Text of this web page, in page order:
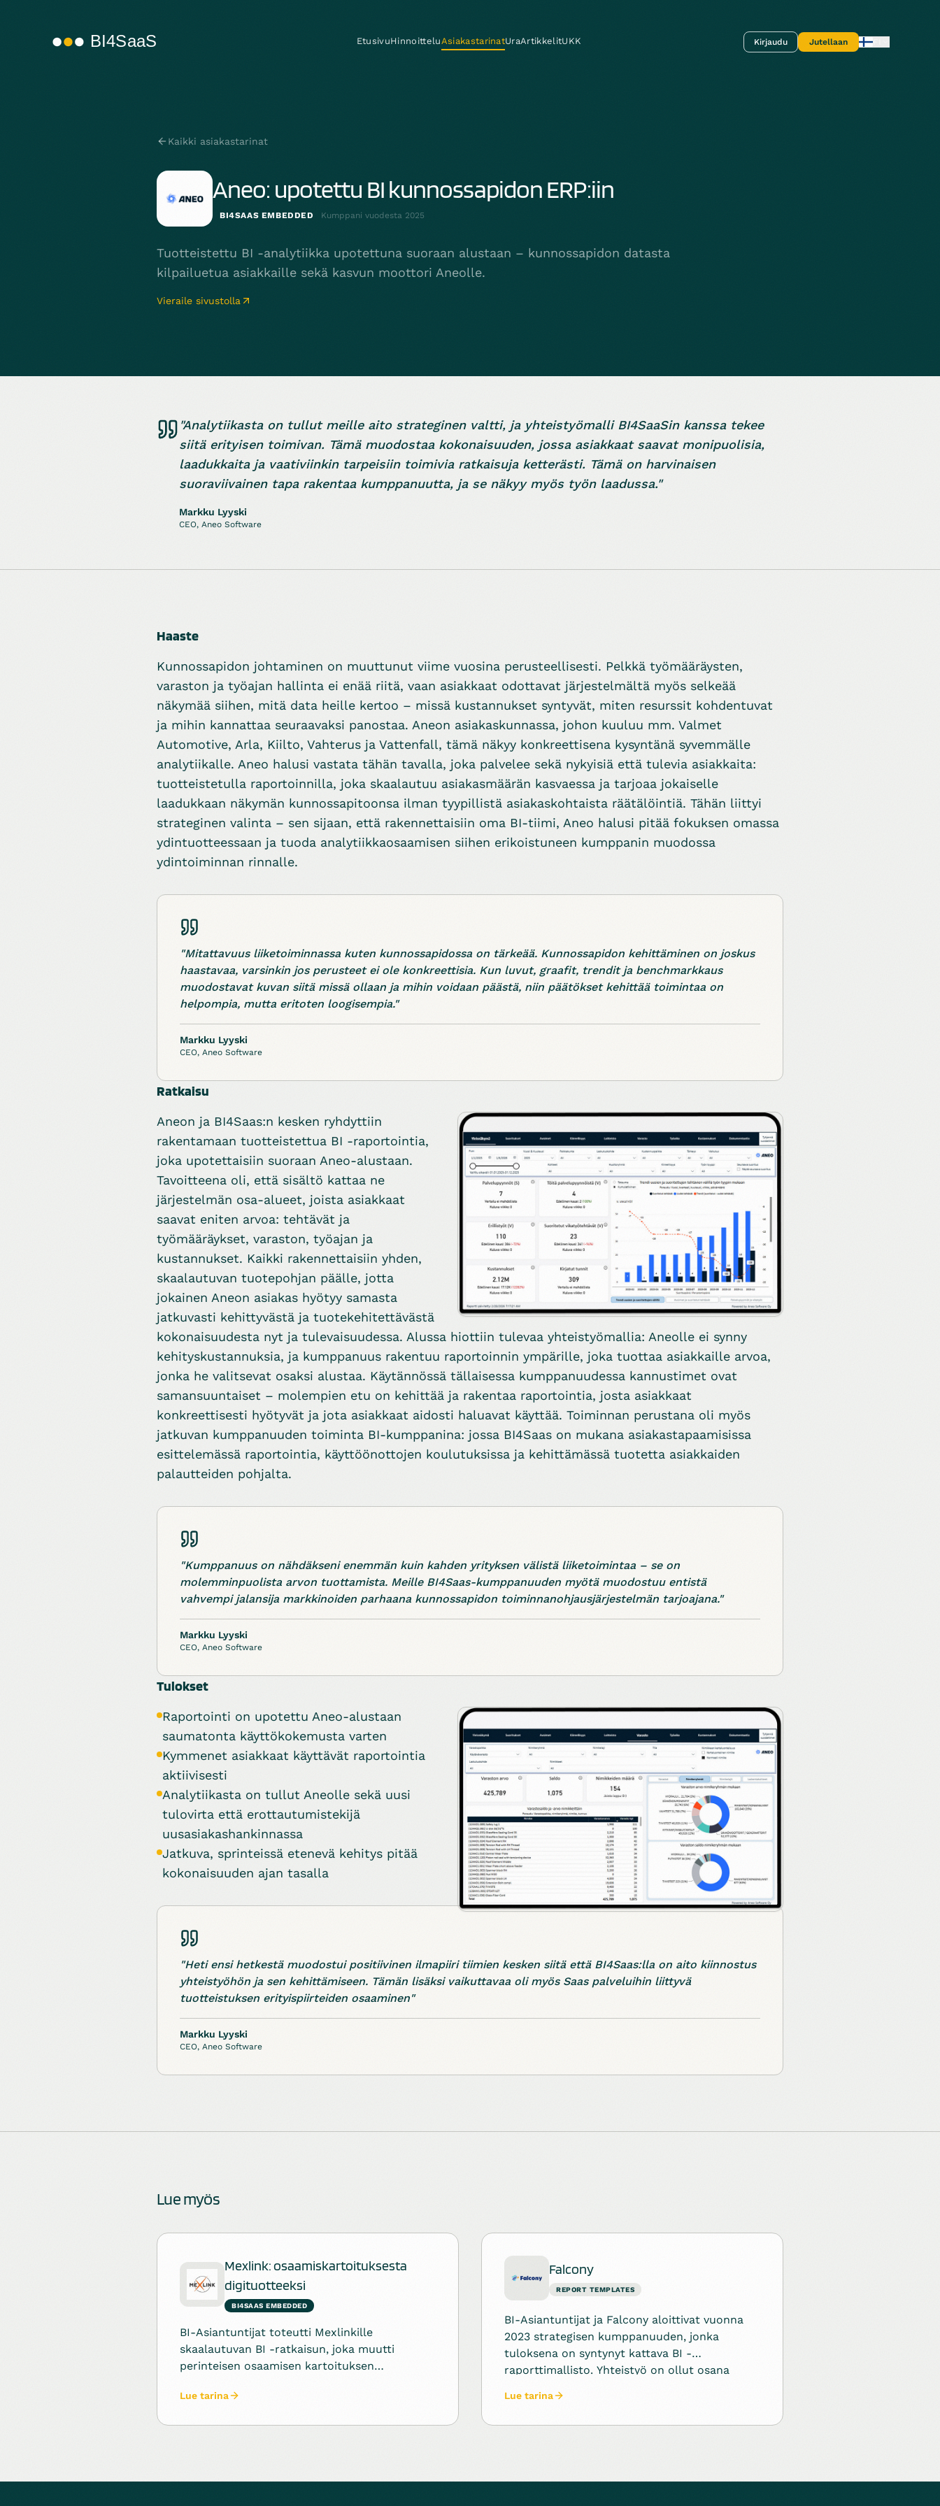
EtusivuHinnoittelu AsiakastarinatUraArtikkelitUKK Kirjaudu Jutellaan
Kaikki asiakastarinat
Aneo: upotettu BI kunnossapidon ERP:iin
BI4SAAS EMBEDDED Kumppani vuodesta 2025
Tuotteistettu BI -analytiikka upotettuna suoraan alustaan – kunnossapidon datasta
kilpailuetua asiakkaille sekä kasvun moottori Aneolle.
Vieraile sivustolla
"Analytiikasta on tullut meille aito strateginen valtti, ja yhteistyömalli BI4SaaSin kanssa tekee
siitä erityisen toimivan. Tämä muodostaa kokonaisuuden, jossa asiakkaat saavat monipuolisia,
laadukkaita ja vaativiinkin tarpeisiin toimivia ratkaisuja ketterästi. Tämä on harvinaisen
suoraviivainen tapa rakentaa kumppanuutta, ja se näkyy myös työn laadussa."
Markku Lyyski
CEO, Aneo Software
Haaste
Kunnossapidon johtaminen on muuttunut viime vuosina perusteellisesti. Pelkkä työmääräysten,
varaston ja työajan hallinta ei enää riitä, vaan asiakkaat odottavat järjestelmältä myös selkeää
näkymää siihen, mitä data heille kertoo – missä kustannukset syntyvät, miten resurssit kohdentuvat
ja mihin kannattaa seuraavaksi panostaa. Aneon asiakaskunnassa, johon kuuluu mm. Valmet
Automotive, Arla, Kiilto, Vahterus ja Vattenfall, tämä näkyy konkreettisena kysyntänä syvemmälle
analytiikalle. Aneo halusi vastata tähän tavalla, joka palvelee sekä nykyisiä että tulevia asiakkaita:
tuotteistetulla raportoinnilla, joka skaalautuu asiakasmäärän kasvaessa ja tarjoaa jokaiselle
laadukkaan näkymän kunnossapitoonsa ilman tyypillistä asiakaskohtaista räätälöintiä. Tähän liittyi
strateginen valinta – sen sijaan, että rakennettaisiin oma BI-tiimi, Aneo halusi pitää fokuksen omassa
ydintuotteessaan ja tuoda analytiikkaosaamisen siihen erikoistuneen kumppanin muodossa
ydintoiminnan rinnalle.
"Mitattavuus liiketoiminnassa kuten kunnossapidossa on tärkeää. Kunnossapidon kehittäminen on joskus
haastavaa, varsinkin jos perusteet ei ole konkreettisia. Kun luvut, graafit, trendit ja benchmarkkaus
muodostavat kuvan siitä missä ollaan ja mihin voidaan päästä, niin päätökset kehittää toimintaa on
helpompia, mutta eritoten loogisempia."
Markku Lyyski
CEO, Aneo Software
Ratkaisu
Aneon ja BI4Saas:n kesken ryhdyttiin
rakentamaan tuotteistettua BI -raportointia,
joka upotettaisiin suoraan Aneo-alustaan.
Tavoitteena oli, että sisältö kattaa ne
järjestelmän osa-alueet, joista asiakkaat
saavat eniten arvoa: tehtävät ja
työmääräykset, varaston, työajan ja
kustannukset. Kaikki rakennettaisiin yhden,
skaalautuvan tuotepohjan päälle, jotta
jokainen Aneon asiakas hyötyy samasta
jatkuvasti kehittyvästä ja tuotekehitettävästä
kokonaisuudesta nyt ja tulevaisuudessa. Alussa hiottiin tulevaa yhteistyömallia: Aneolle ei synny
kehityskustannuksia, ja kumppanuus rakentuu raportoinnin ympärille, joka tuottaa asiakkaille arvoa,
jonka he valitsevat osaksi alustaa. Käytännössä tällaisessa kumppanuudessa kannustimet ovat
samansuuntaiset – molempien etu on kehittää ja rakentaa raportointia, josta asiakkaat
konkreettisesti hyötyvät ja jota asiakkaat aidosti haluavat käyttää. Toiminnan perustana oli myös
jatkuvan kumppanuuden toiminta BI-kumppanina: jossa BI4Saas on mukana asiakastapaamisissa
esittelemässä raportointia, käyttöönottojen koulutuksissa ja kehittämässä tuotetta asiakkaiden
palautteiden pohjalta.
"Kumppanuus on nähdäkseni enemmän kuin kahden yrityksen välistä liiketoimintaa – se on
molemminpuolista arvon tuottamista. Meille BI4Saas-kumppanuuden myötä muodostuu entistä
vahvempi jalansija markkinoiden parhaana kunnossapidon toiminnanohjausjärjestelmän tarjoajana."
Markku Lyyski
CEO, Aneo Software
Tulokset
Raportointi on upotettu Aneo-alustaan
saumatonta käyttökokemusta varten
Kymmenet asiakkaat käyttävät raportointia
aktiivisesti
Analytiikasta on tullut Aneolle sekä uusi
tulovirta että erottautumistekijä
uusasiakashankinnassa
Jatkuva, sprinteissä etenevä kehitys pitää
kokonaisuuden ajan tasalla
"Heti ensi hetkestä muodostui positiivinen ilmapiiri tiimien kesken siitä että BI4Saas:lla on aito kiinnostus
yhteistyöhön ja sen kehittämiseen. Tämän lisäksi vaikuttavaa oli myös Saas palveluihin liittyvä
tuotteistuksen erityispiirteiden osaaminen"
Markku Lyyski
CEO, Aneo Software
Lue myös
Mexlink: osaamiskartoituksesta
digituotteeksi
BI4SAAS EMBEDDED
BI-Asiantuntijat toteutti Mexlinkille
skaalautuvan BI -ratkaisun, joka muutti
perinteisen osaamisen kartoituksen
rajapinnan kautta toimiva ratkaisu yhdistää
Lue tarina
Falcony
REPORT TEMPLATES
BI-Asiantuntijat ja Falcony aloittivat vuonna
2023 strategisen kumppanuuden, jonka
tuloksena on syntynyt kattava BI -
raporttimallisto. Yhteistyö on ollut osana
skaalautumisen uusille asiakassegmenteille
Lue tarina